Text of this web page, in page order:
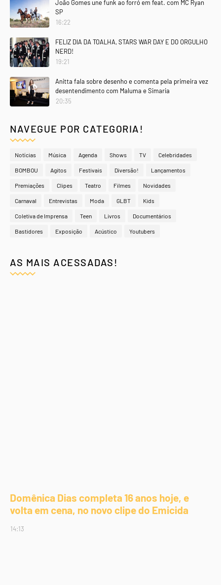
João Gomes une funk ao forró em feat. com MC Ryan
SP
16:22
FELIZ DIA DA TOALHA, STARS WAR DAY E DO ORGULHO
NERD!
19:21
Anitta fala sobre desenho e comenta pela primeira vez
desentendimento com Maluma e Simaria
20:35
NAVEGUE POR CATEGORIA!
Notícias Música Agenda Shows TV Celebridades
BOMBOU Agitos Festivais Diversão! Lançamentos
Premiações Clipes Teatro Filmes Novidades
Carnaval Entrevistas Moda GLBT Kids
Coletiva de Imprensa Teen Livros Documentários
Bastidores Exposição Acústico Youtubers
AS MAIS ACESSADAS!
Domênica Dias completa 16 anos hoje, e
volta em cena, no novo clipe do Emicida
14:13